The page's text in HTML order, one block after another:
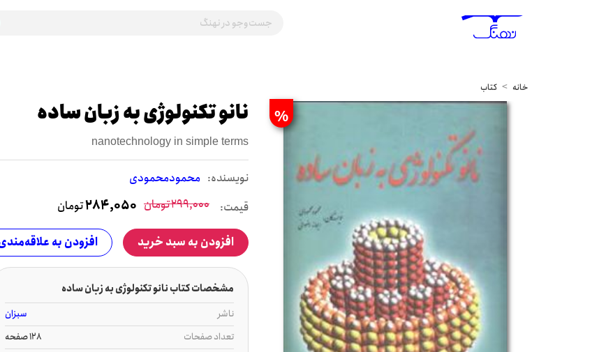
خانه کتاب
% نانو تکنولوژی به زبان ساده
nanotechnology in simple terms
نويسنده: محمودمحمودی
قیمت: 299,000تومان 284,050تومان
افزودن به سبد خرید افزودن به
مشخصات کتاب نانو تکنولوژی به زبان ساده
ناشر
سبزان
تعداد صفحات
128 صفحه